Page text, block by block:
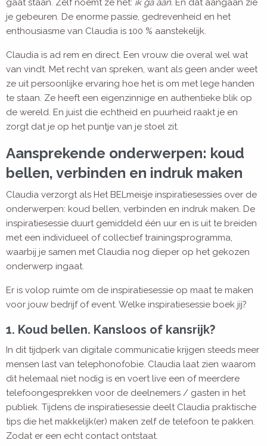
gaat staan. Zelf noemt ze het: ik ga aan. En dat aangaan zie
je gebeuren. De enorme passie, gedrevenheid en het
enthousiasme van Claudia is 100 % aanstekelijk.
Claudia is ad rem en direct. Een vrouw die overal wel wat
van vindt. Met recht van spreken, want als geen ander weet
ze uit persoonlijke ervaring hoe het is om met lege handen
te staan. Ze heeft een eigenzinnige en authentieke blik op
de wereld. En juist die echtheid en puurheid raakt je en
zorgt dat je op het puntje van je stoel zit.
Aansprekende onderwerpen: koud
bellen, verbinden en indruk maken
Claudia verzorgt als Het BELmeisje inspiratiesessies over de
onderwerpen: koud bellen, verbinden en indruk maken. De
inspiratiesessie duurt gemiddeld één uur en is uit te breiden
met een individueel of collectief trainingsprogramma,
waarbij je samen met Claudia nog dieper op het gekozen
onderwerp ingaat.
Er is volop ruimte om de inspiratiesessie op maat te maken
voor jouw bedrijf of event. Welke inspiratiesessie boek jij?
1. Koud bellen. Kansloos of kansrijk?
In dit tijdperk van digitale communicatie krijgen steeds meer
mensen last van telephonofobie. Claudia laat zien waarom
dit helemaal niet nodig is en voert live een of meerdere
telefoongesprekken voor de deelnemers / gasten in het
publiek. Tijdens de inspiratiesessie deelt Claudia praktische
tips die het makkelijk(er) maken zelf de telefoon te pakken.
Zodat er een echt contact ontstaat.